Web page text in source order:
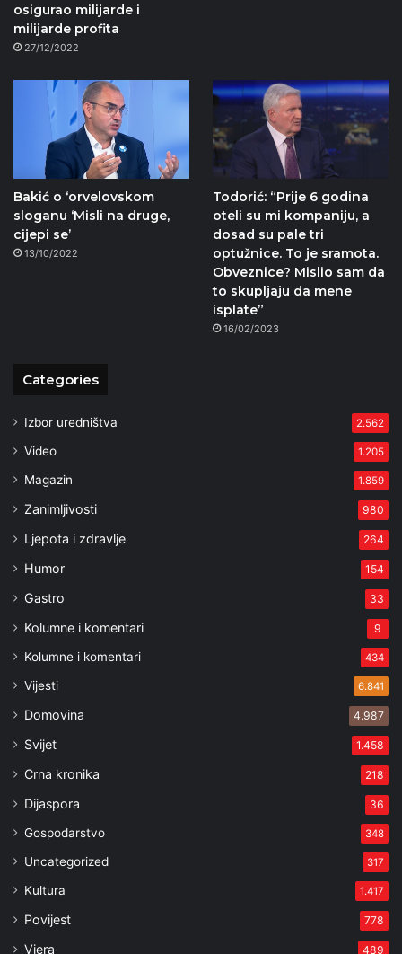
osigurao milijarde i
milijarde profita
27/12/2022
Bakić o ‘orvelovskom
sloganu ‘Misli na druge,
cijepi se’
13/10/2022
Todorić: “Prije 6 godina
oteli su mi kompaniju, a
dosad su pale tri
optužnice. To je sramota.
Obveznice? Mislio sam da
to skupljaju da mene
isplate”
16/02/2023
Categories
Izbor uredništva 2.562
Video 1.205
Magazin 1.859
Zanimljivosti 980
Ljepota i zdravlje 264
Humor 154
Gastro 33
Kolumne i komentari 9
Kolumne i komentari 434
Vijesti 6.841
Domovina 4.987
Svijet 1.458
Crna kronika 218
Dijaspora 36
Gospodarstvo 348
Uncategorized 317
Kultura 1.417
Povijest 778
Vjera 489